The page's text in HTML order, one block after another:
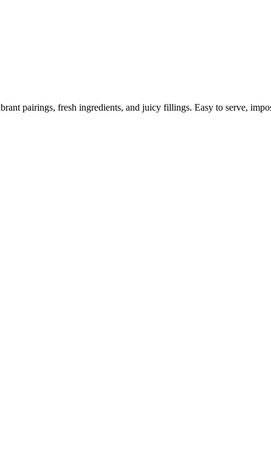
pairings, fresh ingredients, and juicy fillings. Easy to serve,